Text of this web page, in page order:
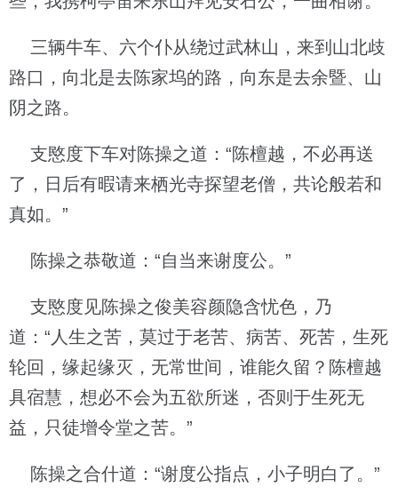
三辆牛车、六个仆从绕过武林山，来到山北歧
路口，向北是去陈家坞的路，向东是去余暨、山
阴之路。
支愍度下车对陈操之道：“陈檀越，不必再送
了，日后有暇请来栖光寺探望老僧，共论般若和
真如。”
陈操之恭敬道：“自当来谢度公。”
支愍度见陈操之俊美容颜隐含忧色，乃
道：“人生之苦，莫过于老苦、病苦、死苦，生死
轮回，缘起缘灭，无常世间，谁能久留？陈檀越
具宿慧，想必不会为五欲所迷，否则于生死无
益，只徒增令堂之苦。”
陈操之合什道：“谢度公指点，小子明白了。”